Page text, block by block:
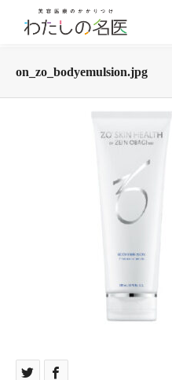
on_zo_bodyemulsion.jpg